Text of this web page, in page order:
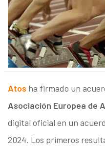
Atos ha firmado un
Asociación Europea de
digital oficial en un
2024. Los primeros